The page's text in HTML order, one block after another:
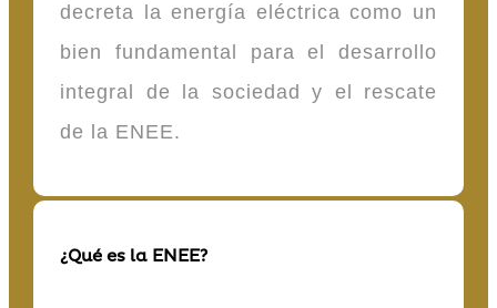
decreta la energía eléctrica como un
bien fundamental para el desarrollo
integral de la sociedad y el rescate
de la ENEE.
¿Qué es la ENEE?